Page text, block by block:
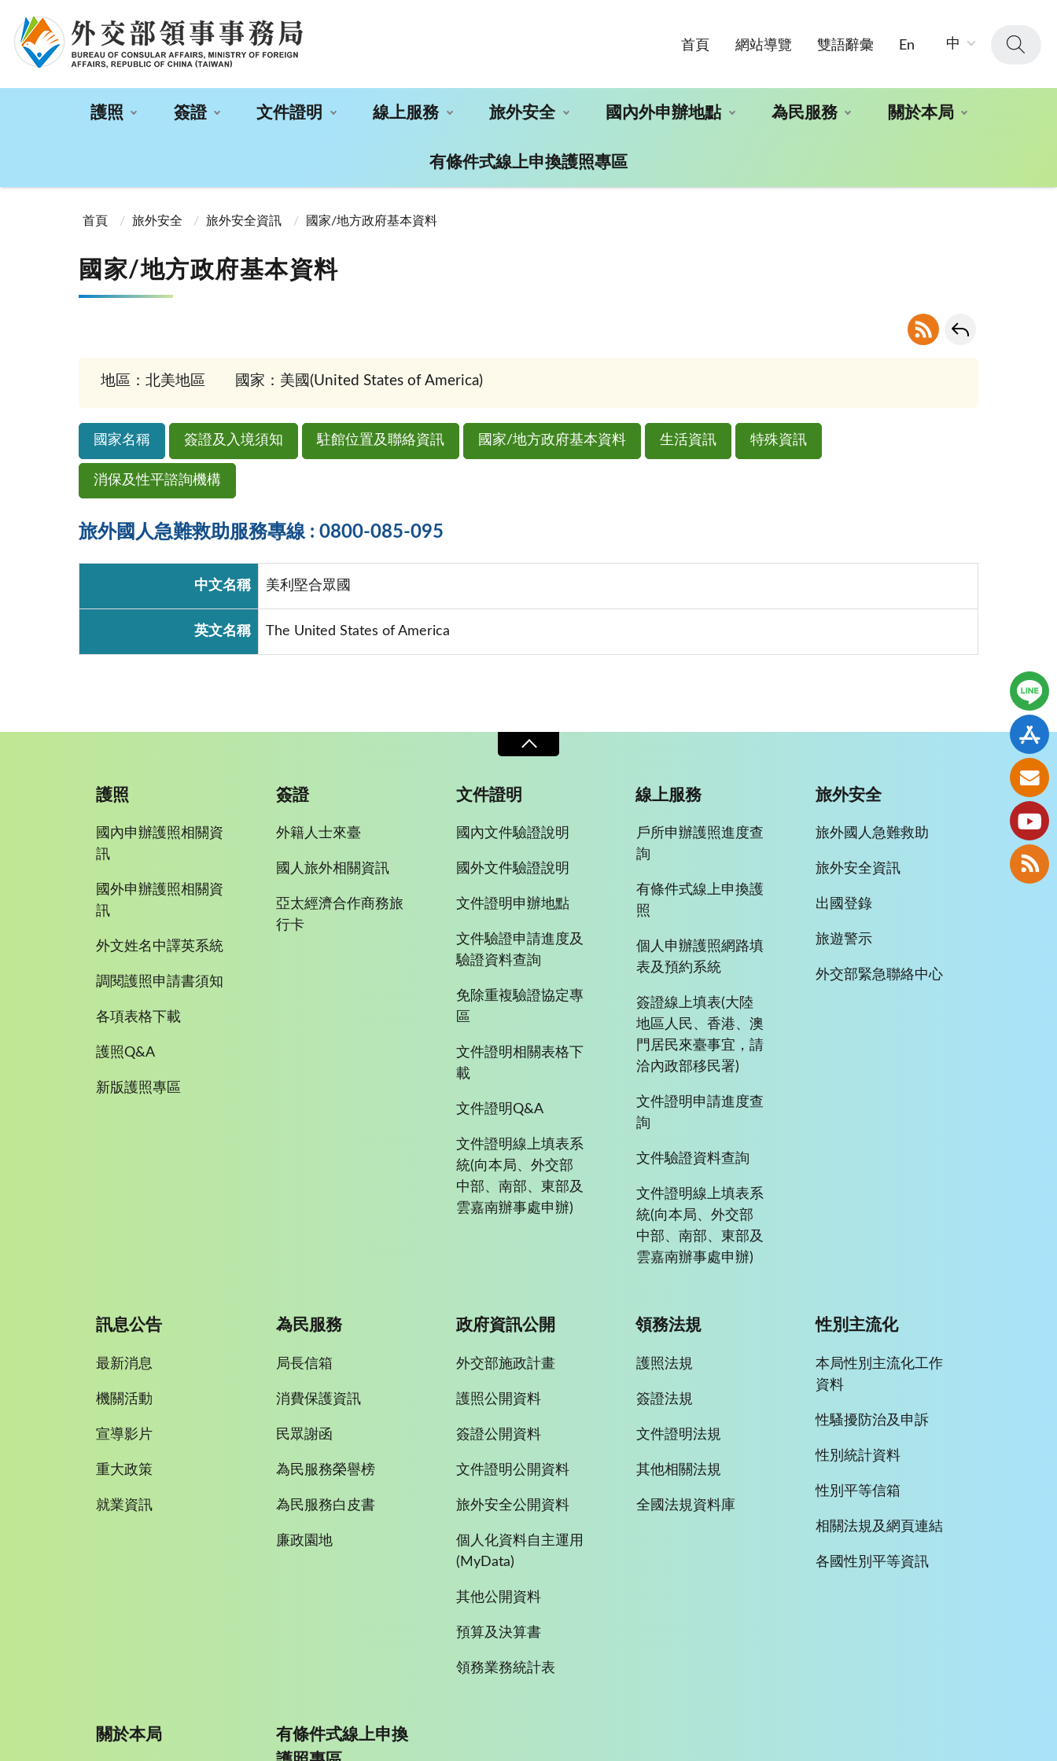
首頁 網站導覽 雙語辭彙 En 中
護照 簽證 文件證明 線上服務 旅外安全 國內外申辦地點 為民服務 關於本局
有條件式線上申換護照專區
首頁
旅外安全 旅外安全資訊 國家/地方政府基本資料
國家/地方政府基本資料
地區：北美地區 國家：美國(United States of America)
國家名稱 簽證及入境須知 駐館位置及聯絡資訊 國家/地方政府基本資料 生活資訊 特殊資訊
消保及性平諮詢機構
旅外國人急難救助服務專線 : 0800-085-095
中文名稱 美利堅合眾國
英文名稱 The United States of America
護照
國內申辦護照相關資
訊
國外申辦護照相關資
訊
外文姓名中譯英系統
調閱護照申請書須知
各項表格下載
護照Q&A
新版護照專區
簽證
外籍人士來臺
國人旅外相關資訊
亞太經濟合作商務旅
行卡
文件證明
國內文件驗證說明
國外文件驗證說明
文件證明申辦地點
文件驗證申請進度及
驗證資料查詢
免除重複驗證協定專
區
文件證明相關表格下
載
文件證明Q&A
文件證明線上填表系
統(向本局、外交部
中部、南部、東部及
雲嘉南辦事處申辦)
線上服務
戶所申辦護照進度查
詢
有條件式線上申換護
照
個人申辦護照網路填
表及預約系統
簽證線上填表(大陸
地區人民、香港、澳
門居民來臺事宜，請
洽內政部移民署)
文件證明申請進度查
詢
文件驗證資料查詢
文件證明線上填表系
統(向本局、外交部
中部、南部、東部及
雲嘉南辦事處申辦)
旅外安全
旅外國人急難救助
旅外安全資訊
出國登錄
旅遊警示
外交部緊急聯絡中心
訊息公告
最新消息
機關活動
宣導影片
重大政策
就業資訊
為民服務
局長信箱
消費保護資訊
民眾謝函
為民服務榮譽榜
為民服務白皮書
廉政園地
政府資訊公開
外交部施政計畫
護照公開資料
簽證公開資料
文件證明公開資料
旅外安全公開資料
個人化資料自主運用
(MyData)
其他公開資料
預算及決算書
領務業務統計表
領務法規
護照法規
簽證法規
文件證明法規
其他相關法規
全國法規資料庫
性別主流化
本局性別主流化工作
資料
性騷擾防治及申訴
性別統計資料
性別平等信箱
相關法規及網頁連結
各國性別平等資訊
關於本局
有條件式線上申換